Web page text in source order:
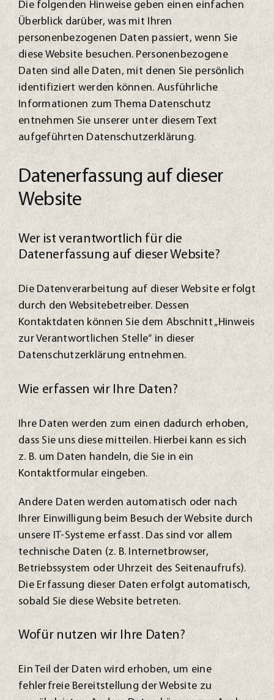
Kontakt
Die folgenden Hinweise geben einen einfachen
Überblick darüber, was mit Ihren
personenbezogenen Daten passiert, wenn Sie
diese Website besuchen. Personenbezogene
Daten sind alle Daten, mit denen Sie persönlich
identifiziert werden können. Ausführliche
Informationen zum Thema Datenschutz
entnehmen Sie unserer unter diesem Text
aufgeführten Datenschutzerklärung.
Datenerfassung auf dieser
Website
Wer ist verantwortlich für die
Datenerfassung auf dieser Website?
Die Datenverarbeitung auf dieser Website erfolgt
durch den Websitebetreiber. Dessen
Kontaktdaten können Sie dem Abschnitt „Hinweis
zur Verantwortlichen Stelle“ in dieser
Datenschutzerklärung entnehmen.
Wie erfassen wir Ihre Daten?
Ihre Daten werden zum einen dadurch erhoben,
dass Sie uns diese mitteilen. Hierbei kann es sich
z. B. um Daten handeln, die Sie in ein
Kontaktformular eingeben.
Andere Daten werden automatisch oder nach
Ihrer Einwilligung beim Besuch der Website durch
unsere IT-Systeme erfasst. Das sind vor allem
technische Daten (z. B. Internetbrowser,
Betriebssystem oder Uhrzeit des Seitenaufrufs).
Die Erfassung dieser Daten erfolgt automatisch,
sobald Sie diese Website betreten.
Wofür nutzen wir Ihre Daten?
Ein Teil der Daten wird erhoben, um eine
fehlerfreie Bereitstellung der Website zu